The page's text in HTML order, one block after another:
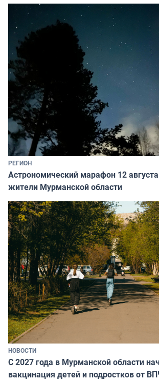
РЕГИОН
Астрономический марафон 12
жители Мурманской области
НОВОСТИ
С 2027 года в Мурманской области
вакцинация детей и подростков от